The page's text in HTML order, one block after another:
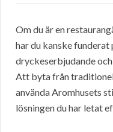
Om du är en
har du kanske
dryckeserbjudande
Att byta från
använda Aromhusets
lösningen du har letat